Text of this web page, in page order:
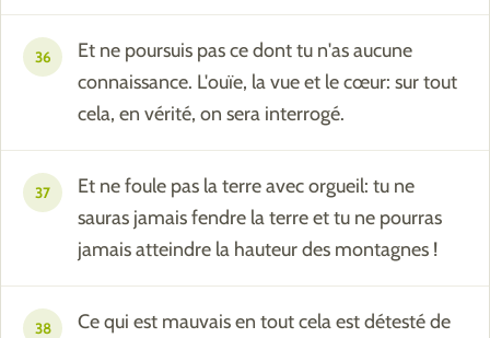
36
Et ne poursuis pas ce dont tu n'as aucune
connaissance. L'ouïe, la vue et le cœur: sur tout
cela, en vérité, on sera interrogé.
37
Et ne foule pas la terre avec orgueil: tu ne
sauras jamais fendre la terre et tu ne pourras
jamais atteindre la hauteur des montagnes !
38
Ce qui est mauvais en tout cela est détesté de